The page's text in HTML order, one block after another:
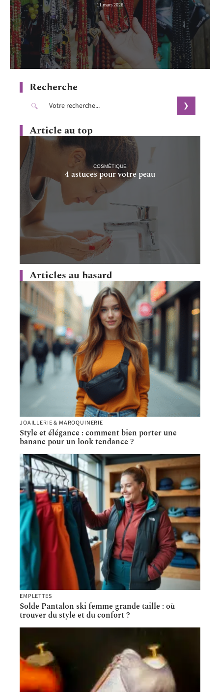
11 mars 2026
Recherche
Article au top
COSMÉTIQUE
4 astuces pour votre peau
Articles au hasard
JOAILLERIE & MAROQUINERIE
Style et élégance : comment bien porter une
banane pour un look tendance ?
EMPLETTES
Solde Pantalon ski femme grande taille : où
trouver du style et du confort ?